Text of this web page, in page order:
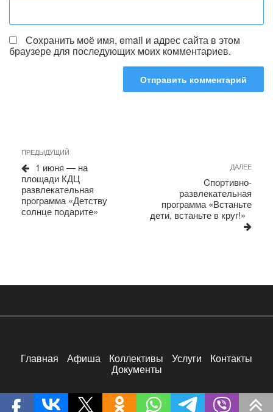
Сохранить моё имя, email и адрес сайта в этом
браузере для последующих моих комментариев.
Навигация
по
записям
Предыдущая
запись
ПРЕДЫДУЩИЙ
1 июня — на
площади КДЦ
развлекательная
программа «Детству
солнце подарите»
ДАЛЕЕ
Cпортивно-
развлекательная
программа «Встаньте
дети, встаньте в круг!»
Главная Афиша Коллективы Услуги Контакты
Документы